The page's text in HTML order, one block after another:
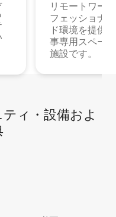
リモートワー
フェッショナ
ド環境を提供
事専用スペー
施設です。
ィ⁠・設⁠備⁠およ